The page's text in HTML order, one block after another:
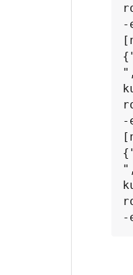
-
-
-